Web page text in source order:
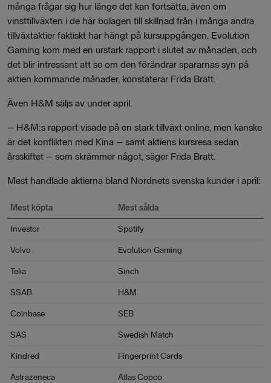
många frågar sig hur länge det kan fortsätta, även om
vinsttillväxten i de här bolagen till skillnad från i många andra
tillväxtaktier faktiskt har hängt på kursuppgången. Evolution
Gaming kom med en urstark rapport i slutet av månaden, och
det blir intressant att se om den förändrar spararnas syn på
aktien kommande månader, konstaterar Frida Bratt.
Även H&M säljs av under april.
– H&M:s rapport visade på en stark tillväxt online, men kanske
är det konflikten med Kina – samt aktiens kursresa sedan
årsskiftet – som skrämmer något, säger Frida Bratt.
Mest handlade aktierna bland Nordnets svenska kunder i april:
Mest köpta Mest sålda
Investor Spotify
Volvo Evolution Gaming
Telia Sinch
SSAB H&M
Coinbase SEB
SAS Swedish Match
Kindred Fingerprint Cards
Astrazeneca Atlas Copco